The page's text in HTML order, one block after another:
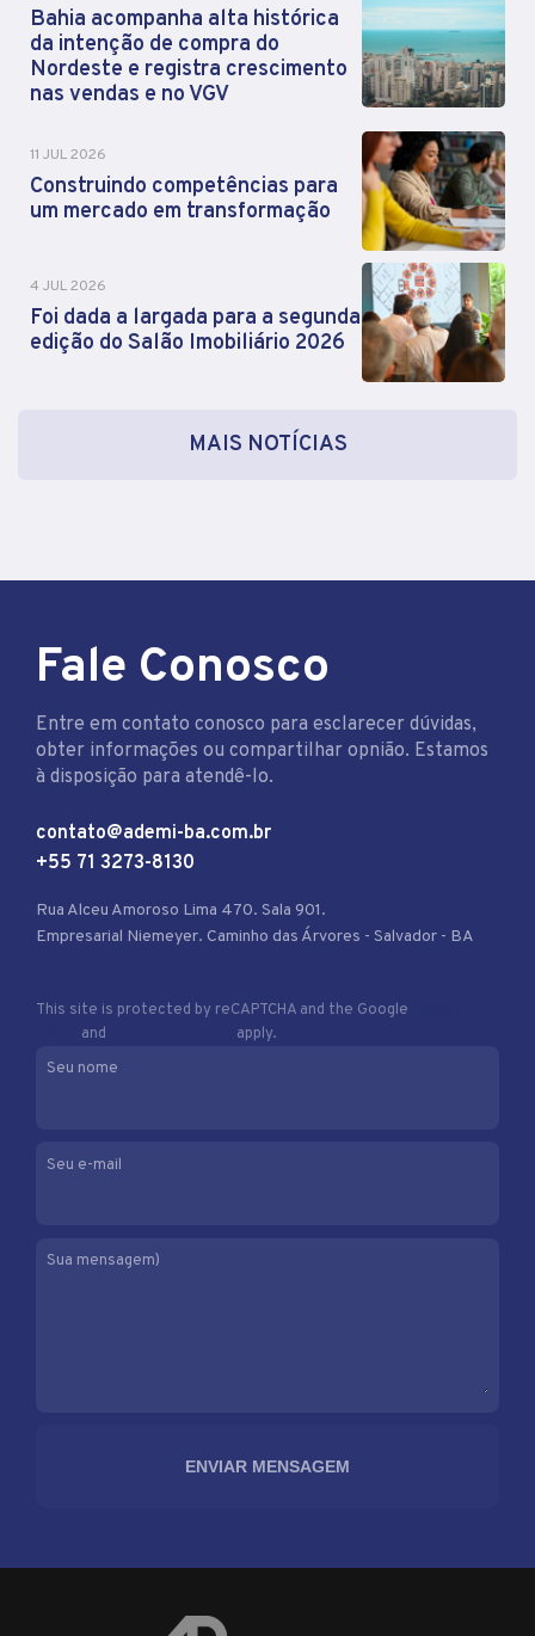
Bahia acompanha alta histórica
da intenção de compra do
Nordeste e registra crescimento
nas vendas e no VGV
11 JUL 2026
Construindo competências para
um mercado em transformação
4 JUL 2026
Foi dada a largada para a segunda
edição do Salão Imobiliário 2026
MAIS NOTÍCIAS
Fale Conosco
Entre em contato conosco para esclarecer dúvidas,
obter informações ou compartilhar opnião. Estamos
à disposição para atendê-lo.
contato@ademi-ba.com.br
+55 71 3273-8130
Rua Alceu Amoroso Lima 470. Sala 901.
Empresarial Niemeyer. Caminho das Árvores - Salvador - BA
This site is protected by reCAPTCHA and the Google
and
apply.
Seu nome
Seu e-mail
Sua mensagem)